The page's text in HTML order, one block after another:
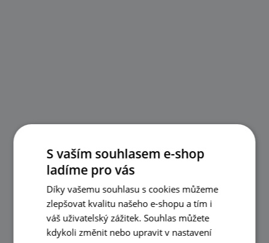
S vaším souhlasem e-shop
ladíme pro vás
Díky vašemu souhlasu s cookies můžeme
zlepšovat kvalitu našeho e-shopu a tím i
váš uživatelský zážitek. Souhlas můžete
kdykoli změnit nebo upravit v nastavení